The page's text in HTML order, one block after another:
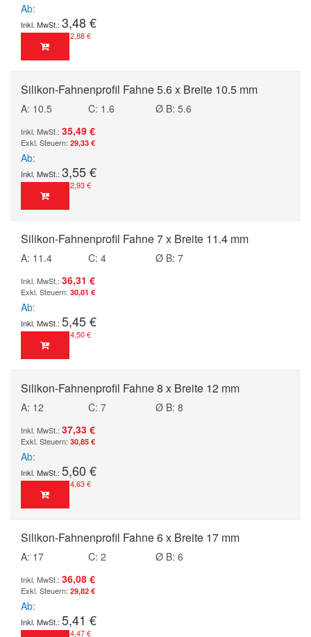
Ab
3,48 €
2,88 €
Silikon-Fahnenprofil Fahne 5.6 x Breite 10.5 mm
A: 10.5 C: 1.6
Ø B: 5.6
35,49 €
29,33 €
Ab
3,55 €
2,93 €
Silikon-Fahnenprofil Fahne 7 x Breite 11.4 mm
A: 11.4 C: 4
Ø B: 7
36,31 €
30,01 €
Ab
5,45 €
4,50 €
Silikon-Fahnenprofil Fahne 8 x Breite 12 mm
A: 12 C: 7
Ø B: 8
37,33 €
30,85 €
Ab
5,60 €
4,63 €
Silikon-Fahnenprofil Fahne 6 x Breite 17 mm
A: 17 C: 2
Ø B: 6
36,08 €
29,82 €
Ab
5,41 €
4,47 €